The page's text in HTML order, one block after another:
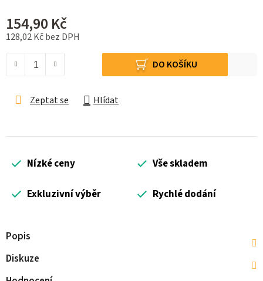
154,90 Kč
128,02 Kč bez DPH
DO KOŠÍKU
Zeptat se Hlídat
Nízké ceny Vše skladem
Exkluzivní výběr Rychlé dodání
Popis
Diskuze